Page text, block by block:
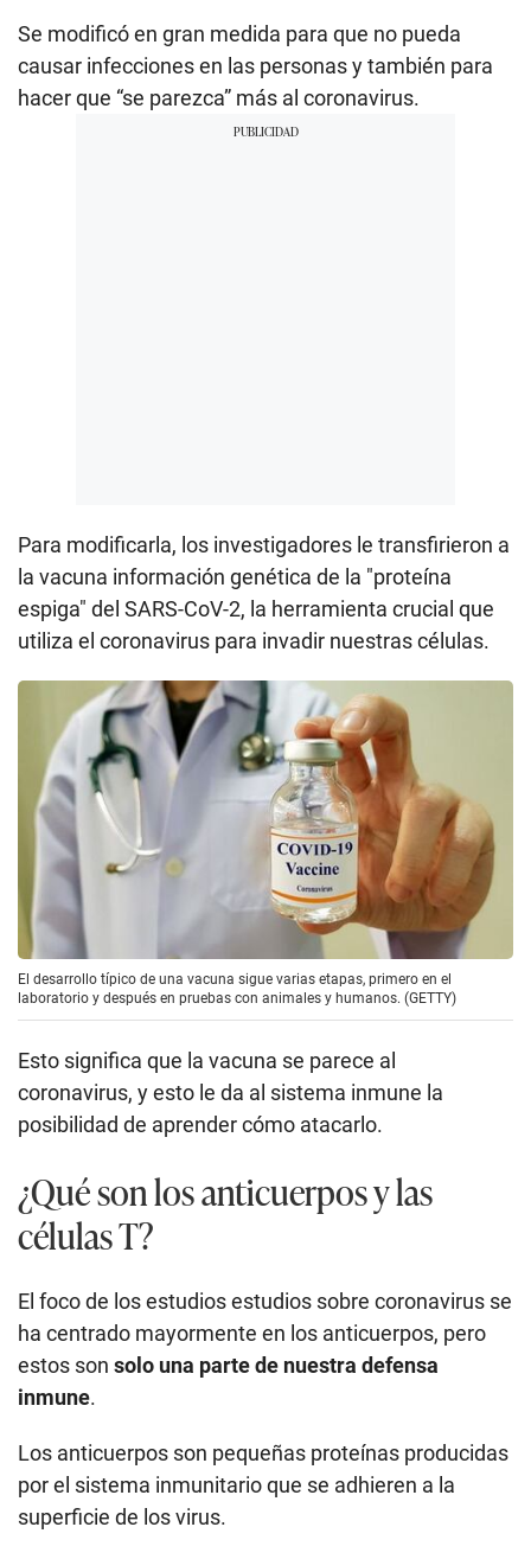
Se modificó en gran medida para que no pueda
causar infecciones en las personas y también para
hacer que “se parezca” más al coronavirus.
Para modificarla, los investigadores le transfirieron a
la vacuna información genética de la "proteína
espiga" del SARS-CoV-2, la herramienta crucial que
utiliza el coronavirus para invadir nuestras células.
El desarrollo típico de una vacuna sigue varias etapas, primero en el
laboratorio y después en pruebas con animales y humanos. (GETTY)
Esto significa que la vacuna se parece al
coronavirus, y esto le da al sistema inmune la
posibilidad de aprender cómo atacarlo.
¿Qué son los anticuerpos y las
células T?
El foco de los estudios estudios sobre coronavirus se
ha centrado mayormente en los anticuerpos, pero
estos son solo una parte de nuestra defensa
inmune.
Los anticuerpos son pequeñas proteínas producidas
por el sistema inmunitario que se adhieren a la
superficie de los virus.